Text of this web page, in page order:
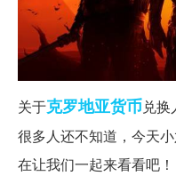
关于克罗地亚货币兑
很多人还不知道，今天
在让我们一起来看看吧！